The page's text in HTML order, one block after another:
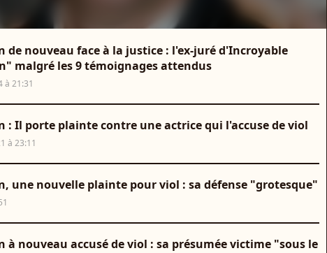
de nouveau face à la justice : l'ex-juré d'Incroyable
malgré les 9 témoignages attendus
à 21:31
: Il porte plainte contre une actrice qui l'accuse de viol
à 23:11
une nouvelle plainte pour viol : sa défense "grotesque"
à nouveau accusé de viol : sa présumée victime "sous le